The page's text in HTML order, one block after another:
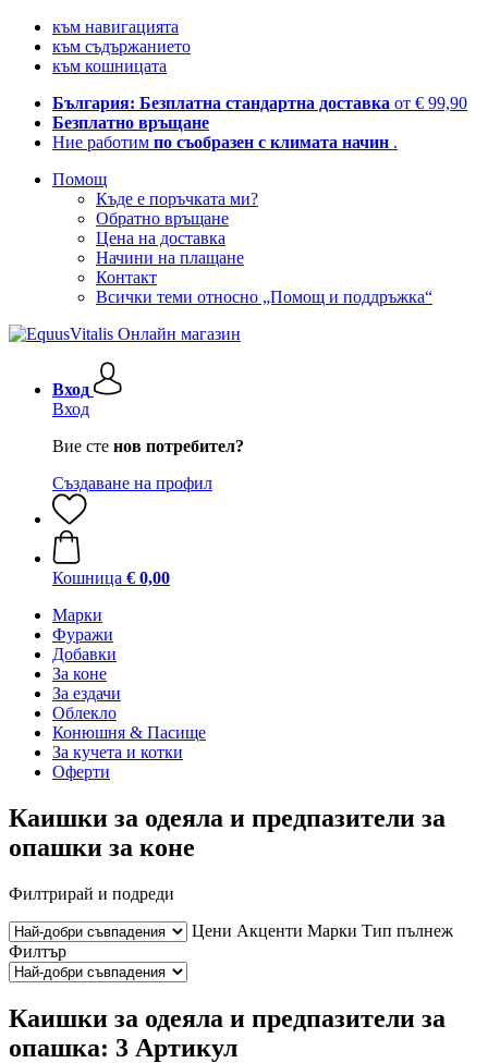
към навигацията
към съдържанието
към кошницата
България: Безплатна стандартна доставка от € 99,90
Безплатно връщане
Ние работим по съобразен с климата начин .
Помощ
Къде е поръчката ми?
Обратно връщане
Цена на доставка
Начини на плащане
Контакт
Всички теми относно „Помощ и поддръжка“
Вход
Вход
Вие сте нов потребител?
Създаване на профил
Кошница € 0,00
Марки
Фуражи
Добавки
За коне
За ездачи
Облекло
Конюшня & Пасище
За кучета и котки
Оферти
Каишки за одеяла и предпазители за
опашки за коне
Филтрирай и подреди
Цени Акценти Марки Тип пълнеж
Филтър
Каишки за одеяла и предпазители за
опашка: 3 Артикул